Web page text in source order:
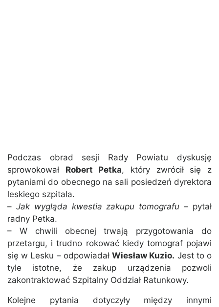
Podczas obrad sesji Rady Powiatu dyskusję
sprowokował Robert Petka, który zwrócił się z
pytaniami do obecnego na sali posiedzeń dyrektora
leskiego szpitala.
– Jak wygląda kwestia zakupu tomografu – pytał
radny Petka.
– W chwili obecnej trwają przygotowania do
przetargu, i trudno rokować kiedy tomograf pojawi
się w Lesku – odpowiadałWiesław Kuzio. Jest to o
tyle istotne, że zakup urządzenia pozwoli
zakontraktować Szpitalny Oddział Ratunkowy.
Kolejne pytania dotyczyły między innymi